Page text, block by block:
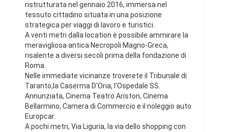
ristrutturata nel gennaio 2016, immersa nel
tessuto cittadino situata in una posizione
strategica per viaggi di lavoro e turistici.
A venti metri dalla location è possibile ammirare la
meravigliosa antica Necropoli Magno-Greca,
risalente a diversi secoli prima della fondazione di
Roma.
Nelle immediate vicinanze troverete il Tribunale di
Taranto,la Caserma D'Oria, l'Ospedale SS.
Annunziata, Cinema Teatro Ariston, Cinema
Bellarmino, Camera di Commercio e il noleggio auto
Europcar.
A pochi metri, Via Liguria, la via dello shopping con